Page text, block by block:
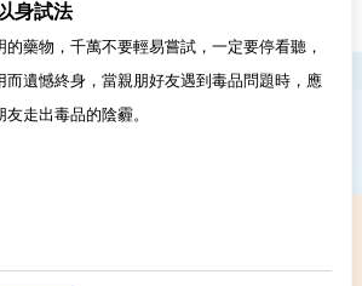
身試法
藥物，千萬不要輕易嘗試，一定要停看聽，
而遺憾終身，當親朋好友遇到毒品問題時，應
走出毒品的陰霾。